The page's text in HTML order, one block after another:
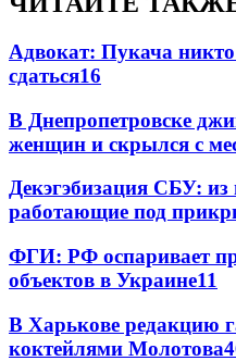
Адвокат: Пукача
сдаться16
В Днепропетровске
женщин и скрылся с
Декэгэбизация СБУ: из
работающие под
ФГИ: РФ оспаривает
объектов в Украине11
В Харькове редакцию
коктейлями Молотова